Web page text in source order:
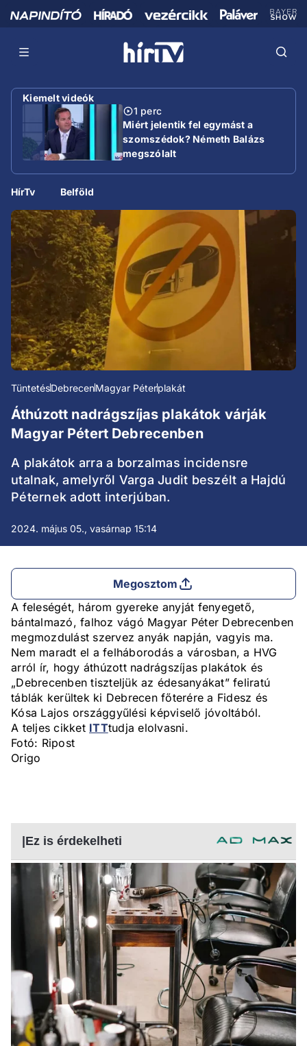
Kiemelt videók
1 perc
Miért jelentik fel egymást a
szomszédok? Németh Balázs
megszólalt
HírTv Belföld
TüntetésDebrecenMagyar Péterplakát
Áthúzott nadrágszíjas plakátok várják
Magyar Pétert Debrecenben
A plakátok arra a borzalmas incidensre
utalnak, amelyről Varga Judit beszélt a Hajdú
Péternek adott interjúban.
2024. május 05., vasárnap 15:14
Megosztom
A feleségét, három gyereke anyját fenyegető,
bántalmazó, falhoz vágó Magyar Péter Debrecenben
megmozdulást szervez anyák napján, vagyis ma.
Nem maradt el a felháborodás a városban, a HVG
arról ír, hogy áthúzott nadrágszíjas plakátok és
„Debrecenben tiszteljük az édesanyákat” feliratú
táblák kerültek ki Debrecen főterére a Fidesz és
Kósa Lajos országgyűlési képviselő jóvoltából.
A teljes cikket ITTtudja elolvasni.
Fotó: Ripost
Origo